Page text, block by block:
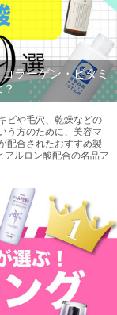
ラーゲン・ビタミ
ビや毛穴、乾燥などの
う方のために、美容マ
配合されたおすすめ製
ルロン酸配合の名品ア